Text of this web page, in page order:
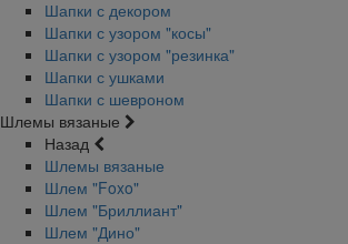
Шапки с декором
Шапки с узором "косы"
Шапки с узором "резинка"
Шапки с ушками
Шапки с шевроном
Шлемы вязаные
Назад
Шлемы вязаные
Шлем "Foxo"
Шлем "Бриллиант"
Шлем "Дино"